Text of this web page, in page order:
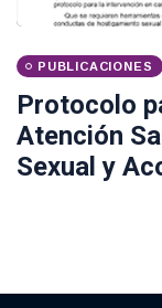
PUBLICACIONES
Protocolo
Atención
Sexual y